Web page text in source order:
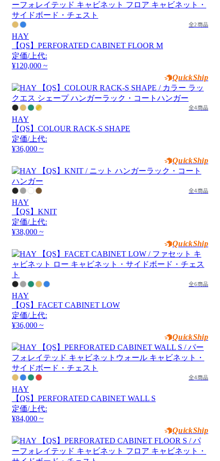
全2商品
HAY
【QS】PERFORATED CABINET FLOOR M
定価/上代:
¥120,000 ~
QuickShip
全4商品
HAY
【QS】COLOUR RACK-S SHAPE
定価/上代:
¥36,000 ~
QuickShip
全4商品
HAY
【QS】KNIT
定価/上代:
¥38,000 ~
QuickShip
全6商品
HAY
【QS】FACET CABINET LOW
定価/上代:
¥36,000 ~
QuickShip
全4商品
HAY
【QS】PERFORATED CABINET WALL S
定価/上代:
¥84,000 ~
QuickShip